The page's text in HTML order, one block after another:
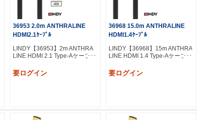
36953 2.0m ANTHRALINE
HDMI2.1ｹｰﾌﾞﾙ
LINDY【36953】2m ANTHRA
LINE HDMI 2.1 Type-Aケーブル
要ログイン
36968 15.0m ANTHRALINE
HDMI1.4ｹｰﾌﾞﾙ
LINDY【36968】15m ANTHRA
LINE HDMI 1.4 Type-Aケーブル
要ログイン